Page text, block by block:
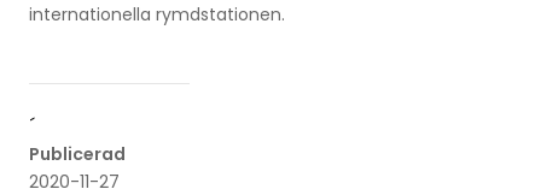
internationella rymdstationen.
´
Publicerad
2020-11-27